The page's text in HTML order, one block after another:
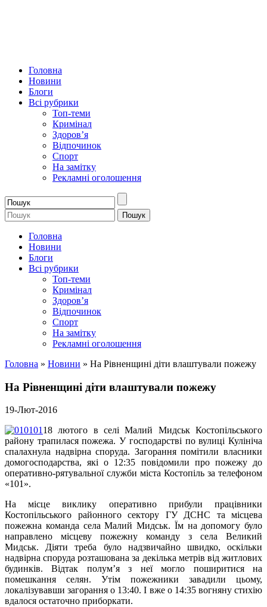
Головна
Новини
Блоги
Всі рубрики
Топ-теми
Кримінал
Здоров’я
Відпочинок
Спорт
На замітку
Рекламні оголошення
Головна
Новини
Блоги
Всі рубрики
Топ-теми
Кримінал
Здоров’я
Відпочинок
Спорт
На замітку
Рекламні оголошення
Головна » Новини » На Рівненщині діти влаштували пожежу
На Рівненщині діти влаштували пожежу
19-Лют-2016
18 лютого в селі Малий Мидськ Костопільського
району трапилася пожежа. У господарстві по вулиці Кулініча
спалахнула надвірна споруда. Загорання помітили власники
домогосподарства, які о 12:35 повідомили про пожежу до
оперативно-рятувальної служби міста Костопіль за телефоном
«101».
На місце виклику оперативно прибули працівники
Костопільського районного сектору ГУ ДСНС та місцева
пожежна команда села Малий Мидськ. Їм на допомогу було
направлено місцеву пожежну команду з села Великий
Мидськ. Діяти треба було надзвичайно швидко, оскільки
надвірна споруда розташована за декілька метрів від житлових
будинків. Відтак полум’я з неї могло поширитися на
помешкання селян. Утім пожежники завадили цьому,
локалізувавши загорання о 13:40. І вже о 14:35 вогняну стихію
вдалося остаточно приборкати.